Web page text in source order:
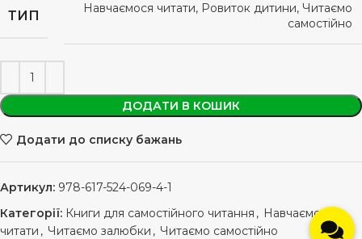
ТИП
Навчаємося читати, Ровиток дитини, Читаємо
самостійно
ДОДАТИ В КОШИК
Додати до списку бажань
Артикул: 978-617-524-069-4-1
Категорії: Книги для самостійного читання , Навчаємось
читати , Читаємо залюбки , Читаємо самостійно